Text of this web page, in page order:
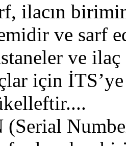
ilacın
ve sarf
ve
için
(Serial